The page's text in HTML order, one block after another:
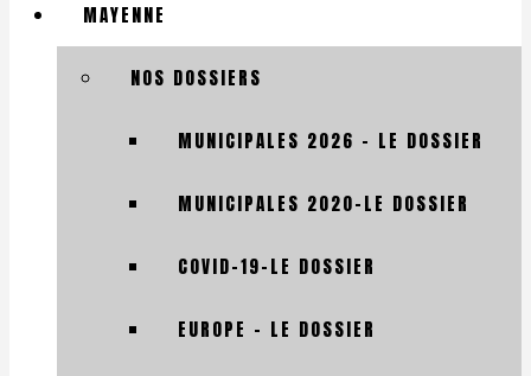
MAYENNE
NOS DOSSIERS
MUNICIPALES 2026 – LE DOSSIER
MUNICIPALES 2020-LE DOSSIER
COVID-19-LE DOSSIER
EUROPE – LE DOSSIER